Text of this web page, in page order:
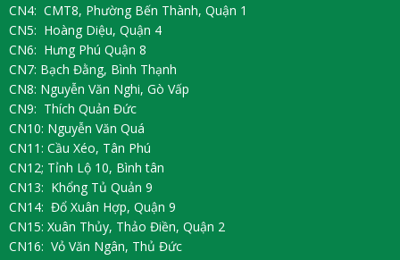
CN4: CMT8, Phường Bến Thành, Quận 1
CN5: Hoàng Diệu, Quận 4
CN6: Hưng Phú Quận 8
CN7: Bạch Đằng, Bình Thạnh
CN8: Nguyễn Văn Nghi, Gò Vấp
CN9: Thích Quản Đức
CN10: Nguyễn Văn Quá
CN11: Cầu Xéo, Tân Phú
CN12; Tỉnh Lộ 10, Bình tân
CN13: Khổng Tủ Quản 9
CN14: Đổ Xuân Hợp, Quận 9
CN15: Xuân Thủy, Thảo Điền, Quận 2
CN16: Vỏ Văn Ngân, Thủ Đức